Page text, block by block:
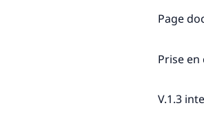
Page
Prise
V.1.3